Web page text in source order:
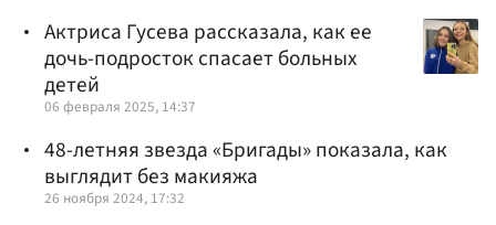
Актриса Гусева рассказала, как ее
дочь-подросток спасает больных
детей
06 февраля 2025, 14:37
48-летняя звезда «Бригады» показала, как
выглядит без макияжа
26 ноября 2024, 17:32